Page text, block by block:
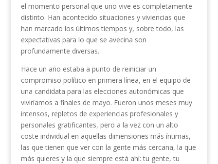
el momento personal que uno vive es completamente
distinto. Han acontecido situaciones y viviencias que
han marcado los últimos tiempos y, sobre todo, las
expectativas para lo que se avecina son
profundamente diversas.
Hace un año estaba a punto de reiniciar un
compromiso político en primera línea, en el equipo de
una candidata para las elecciones autonómicas que
viviríamos a finales de mayo. Fueron unos meses muy
intensos, repletos de experiencias profesionales y
personales gratificantes, pero a la vez con un alto
coste individual en aquellas dimensiones más íntimas,
las que tienen que ver con la gente más cercana, la que
más quieres y la que siempre está ahí: tu gente, tu